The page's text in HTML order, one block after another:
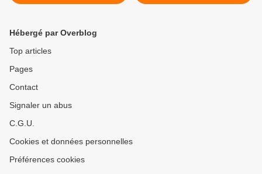
des syndicats CGT de l'Etat
Cessez-le-feu, tel est
Hébergé par Overblog
Top articles
Pages
Contact
Signaler un abus
C.G.U.
Cookies et données personnelles
Préférences cookies